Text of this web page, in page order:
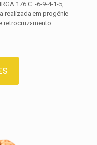
176 CL-6-9-4-1-5,
realizada em progênie
retrocruzamento.